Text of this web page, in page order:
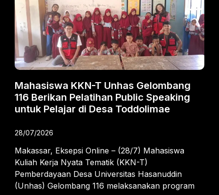
Mahasiswa KKN-T Unhas Gelombang
116 Berikan Pelatihan Public Speaking
untuk Pelajar di Desa Toddolimae
28/07/2026
Makassar, Eksepsi Online – (28/7) Mahasiswa
Kuliah Kerja Nyata Tematik (KKN-T)
Pemberdayaan Desa Universitas Hasanuddin
(Unhas) Gelombang 116 melaksanakan program